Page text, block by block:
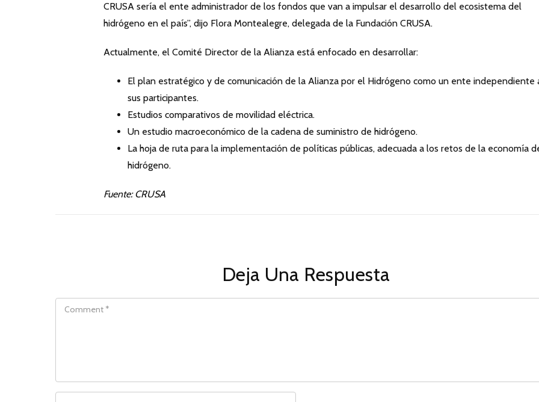
CRUSA sería el ente administrador de los fondos que van a impulsar el desarrollo del ecosistema del
hidrógeno en el país”, dijo Flora Montealegre, delegada de la Fundación CRUSA.
Actualmente, el Comité Director de la Alianza está enfocado en desarrollar:
El plan estratégico y de comunicación de la Alianza por el Hidrógeno como un ente independiente
sus participantes.
Estudios comparativos de movilidad eléctrica.
Un estudio macroeconómico de la cadena de suministro de hidrógeno.
La hoja de ruta para la implementación de políticas públicas, adecuada a los retos de la economía
hidrógeno.
Fuente: CRUSA
Deja Una Respuesta
COMMENT
NAME